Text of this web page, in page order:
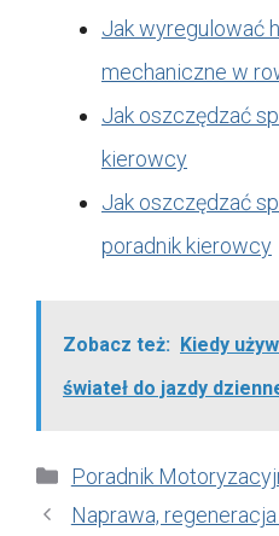
Jak wyregulować
mechaniczne w
Jak oszczędzać
kierowcy
Jak oszczędzać
poradnik kierowcy
Zobacz też:
Kiedy
świateł do jazdy
Kategorie
Poradnik
Naprawa,